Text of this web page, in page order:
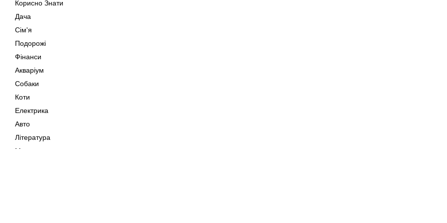
Корисно Знати
Дача
Сім'я
Подорожі
Фінанси
Акваріум
Собаки
Коти
Електрика
Авто
Література
Музика